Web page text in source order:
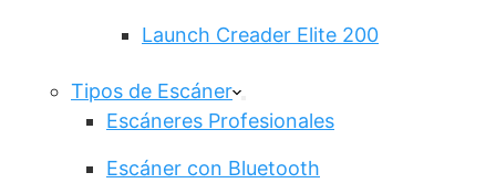
Launch Creader Elite 200
Tipos de Escáner
Escáneres Profesionales
Escáner con Bluetooth